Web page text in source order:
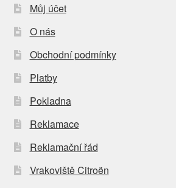
Můj účet
O nás
Obchodní podmínky
Platby
Pokladna
Reklamace
Reklamační řád
Vrakoviště Citroën